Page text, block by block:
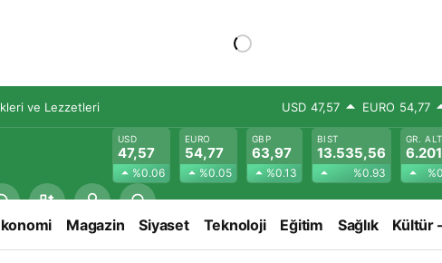
ve Lezzetleri USD 47,57 EURO 54,77
USD
47,57
%0.06
EURO
54,77
%0.05
GBP
63,97
%0.13
BIST
13.535,56
%0.93
GR.
Magazin Siyaset Teknoloji Eğitim Sağlık Kültür